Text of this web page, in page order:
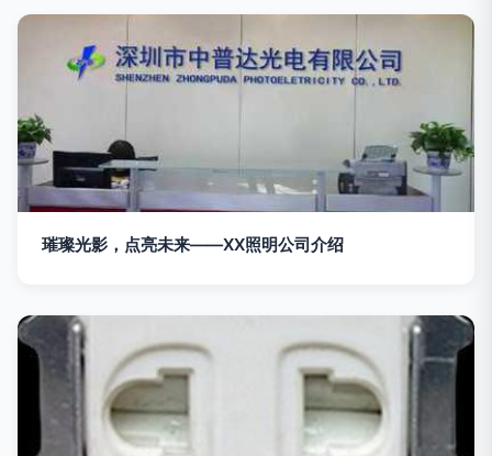
璀璨光影，点亮未来——XX照明公司介绍